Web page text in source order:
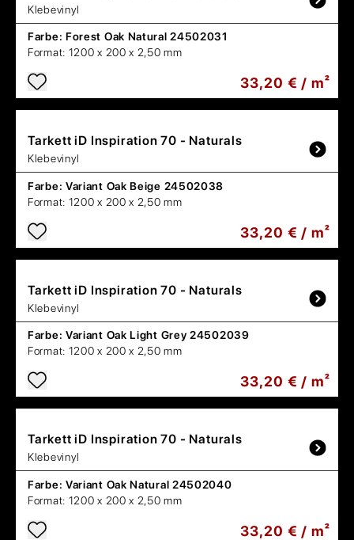
Klebevinyl
Farbe: Forest Oak Natural 24502031
Format: 1200 x 200 x 2,50 mm
33,20 € / m²
Tarkett iD Inspiration 70 - Naturals
Klebevinyl
Farbe: Variant Oak Beige 24502038
Format: 1200 x 200 x 2,50 mm
33,20 € / m²
Tarkett iD Inspiration 70 - Naturals
Klebevinyl
Farbe: Variant Oak Light Grey 24502039
Format: 1200 x 200 x 2,50 mm
33,20 € / m²
Tarkett iD Inspiration 70 - Naturals
Klebevinyl
Farbe: Variant Oak Natural 24502040
Format: 1200 x 200 x 2,50 mm
33,20 € / m²